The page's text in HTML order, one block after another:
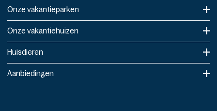
Onze vakantieparken
Onze vakantiehuizen
Huisdieren
Aanbiedingen